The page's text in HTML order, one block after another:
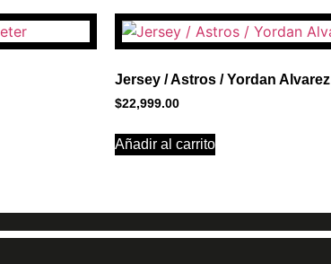
Jersey / Astros / Yordan Alvarez
$22,999.00
Añadir al carrito